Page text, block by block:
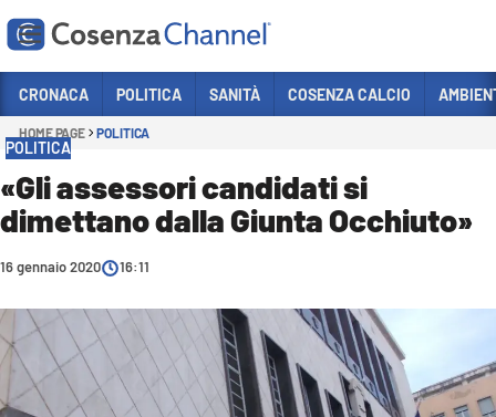
Sezioni
CRONACA
POLITICA
ITALIA MONDO
SANITÀ
CRONACA POLITICA SANITÀ COSENZA CALCIO
HOME PAGE POLITICA
POLITICA
«Gli assessori candidati si
dimettano dalla Giunta Occhiuto»
16 gennaio 2020 16:11